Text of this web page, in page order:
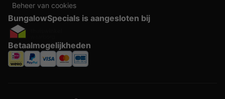
Beheer van cookies
BungalowSpecials is aangesloten bij
Betaalmogelijkheden